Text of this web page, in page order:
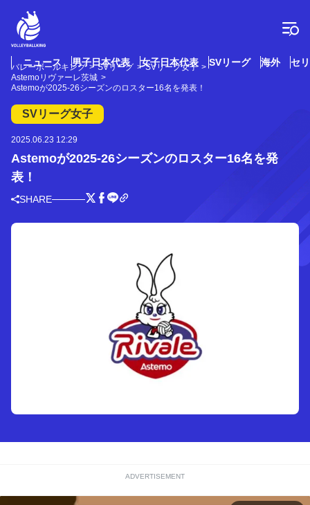
ニュース 男子日本代表 女子日本代表 SVリーグ 海外 セ
バレーボールキング SVリーグ
SVリーグ女子
Astemoリヴァーレ茨城
Astemoが2025-26シーズンのロスター16名を発表！
SVリーグ女子
2025.06.23 12:29
Astemoが2025-26シーズンのロスター16名を発
表！
SHARE
ADVERTISEMENT